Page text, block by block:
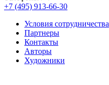
+7 (495) 913-66-30
Условия сотрудничества
Партнеры
Контакты
Авторы
Художники